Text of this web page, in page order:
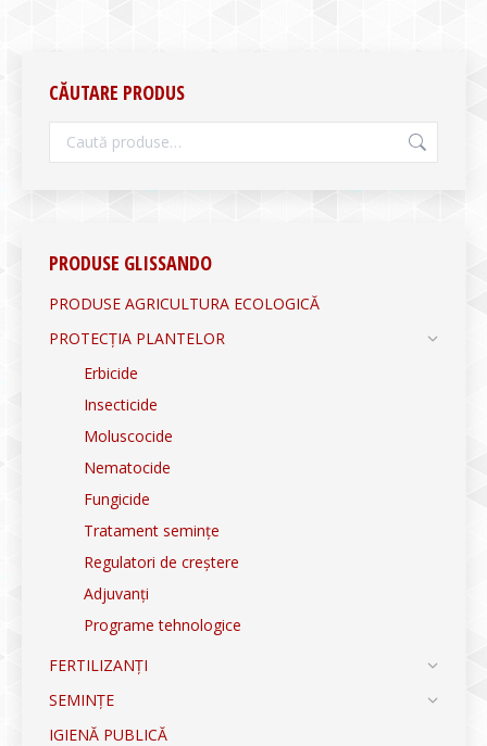
CĂUTARE PRODUS
PRODUSE GLISSANDO
PRODUSE AGRICULTURA ECOLOGICĂ
PROTECȚIA PLANTELOR
Erbicide
Insecticide
Moluscocide
Nematocide
Fungicide
Tratament semințe
Regulatori de creștere
Adjuvanți
Programe tehnologice
FERTILIZANȚI
SEMINȚE
IGIENĂ PUBLICĂ